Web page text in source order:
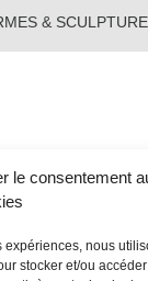
le consentement
expériences, nous
stocker et/ou
&